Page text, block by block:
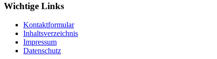
Wichtige Links
Kontaktformular
Inhaltsverzeichnis
Impressum
Datenschutz